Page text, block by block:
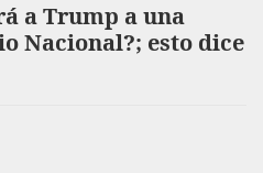
a Trump a una
Nacional?; esto dice